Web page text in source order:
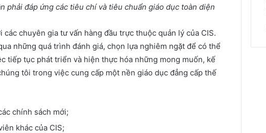
phải đáp ứng các tiêu chí và tiêu chuẩn giáo dục toàn diện
chuyên gia tư vấn hàng đầu trực thuộc quản lý của CIS.
những quá trình đánh giá, chọn lựa nghiêm ngặt để có thể
tiếp tục phát triển và hiện thực hóa những mong muốn, kế
tôi trong việc cung cấp một nền giáo dục đẳng cấp thế
chính sách mới;
khác của CIS;